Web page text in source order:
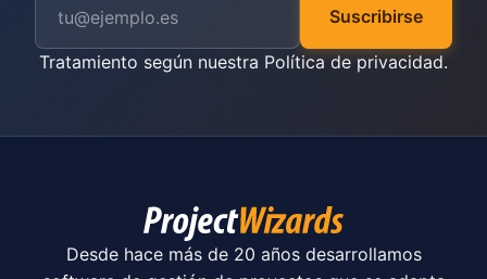
Suscribirse
Tratamiento según nuestra Política de privacidad.
Desde hace más de 20 años desarrollamos